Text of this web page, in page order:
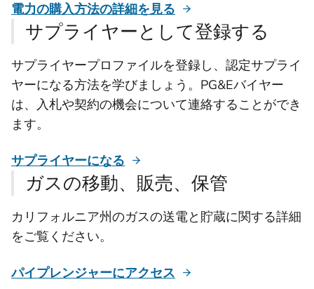
電力の購入方法の詳細を見る
サプライヤーとして登録する
サプライヤープロファイルを登録し、認定サプライ
ヤーになる方法を学びましょう。PG&Eバイヤー
は、入札や契約の機会について連絡することができ
ます。
サプライヤーになる
ガスの移動、販売、保管
カリフォルニア州のガスの送電と貯蔵に関する詳細
をご覧ください。
パイプレンジャーにアクセス